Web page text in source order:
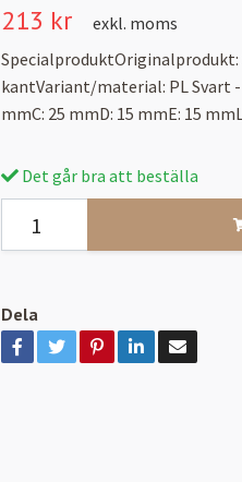
213 kr
exkl. moms
SpecialproduktOriginalprodukt:
kantVariant/material: PL Svart -
mmC: 25 mmD: 15 mmE: 15
Det går bra att beställa
Dela